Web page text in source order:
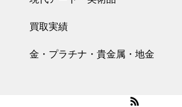
買取実績
金・プラチナ・貴金属・地金